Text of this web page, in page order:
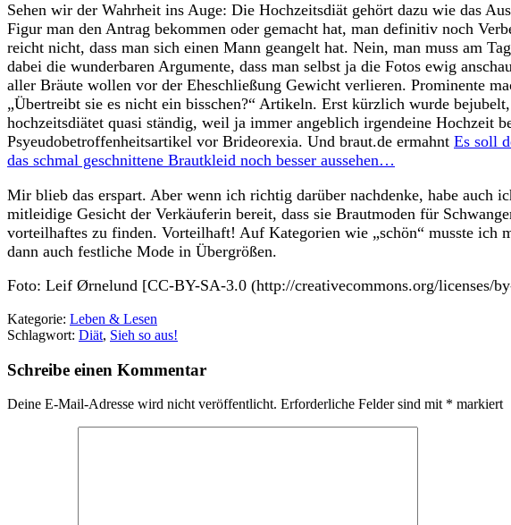
Sehen wir der Wahrheit ins Auge: Die Hochzeitsdiät gehört dazu wie das
Figur man den Antrag bekommen oder gemacht hat, man definitiv noch
reicht nicht, dass man sich einen Mann geangelt hat. Nein, man muss am
dabei die wunderbaren Argumente, dass man selbst ja die Fotos ewig
aller Bräute wollen vor der Eheschließung Gewicht verlieren. Prominente
„Übertreibt sie es nicht ein bisschen?“ Artikeln. Erst kürzlich wurde
hochzeitsdiätet quasi ständig, weil ja immer angeblich irgendeine
Psyeudobetroffenheitsartikel vor Brideorexia. Und braut.de ermahnt Es soll
das schmal geschnittene Brautkleid noch besser aussehen…
Mir blieb das erspart. Aber wenn ich richtig darüber nachdenke, habe auch
mitleidige Gesicht der Verkäuferin bereit, dass sie Brautmoden für
vorteilhaftes zu finden. Vorteilhaft! Auf Kategorien wie „schön“ musste ich
dann auch festliche Mode in Übergrößen.
Foto: Leif Ørnelund [CC-BY-SA-3.0 (http://creativecommons.org/licenses/
Kategorie: Leben & Lesen
Schlagwort: Diät, Sieh so aus!
Schreibe einen Kommentar
Deine E-Mail-Adresse wird nicht veröffentlicht. Erforderliche Felder sind mit * markiert